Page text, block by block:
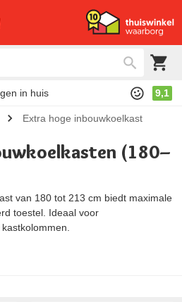
in huis 9,1
Extra hoge inbouwkoelkast
(180–
van 180 tot 213 cm biedt maximale
toestel. Ideaal voor